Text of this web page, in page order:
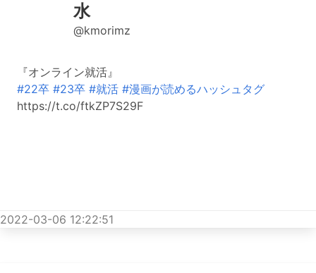
水
@kmorimz
『オンライン就活』
#22卒 #23卒 #就活 #漫画が読めるハッシュタグ
https://t.co/ftkZP7S29F
2022-03-06 12:22:51